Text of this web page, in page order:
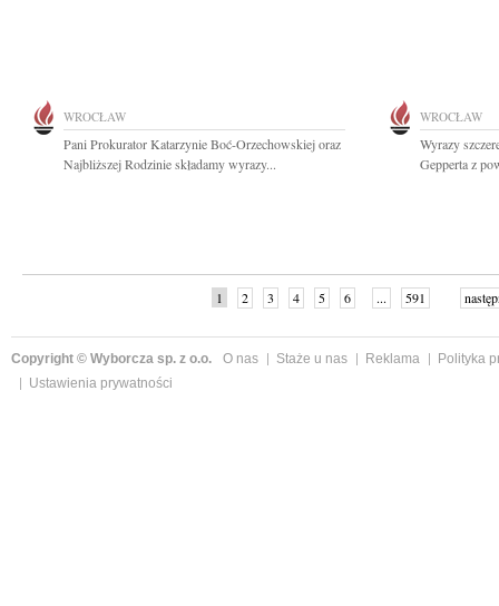
WROCŁAW
Pani Prokurator Katarzynie Boć-Orzechowskiej oraz
Najbliższej Rodzinie składamy wyrazy...
WROCŁAW
Wyrazy
Gepperta z
1 2 3 4 5 6 ... 591
Copyright © Wyborcza sp. z o.o. O nas Staże u nas Reklama
Polityka
Ustawienia prywatności